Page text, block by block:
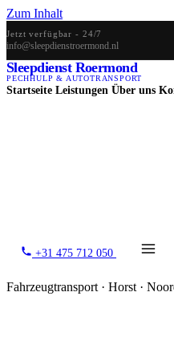
Zum Inhalt
Jetzt verfügbar - 24/7
info@sleepdienstroermond.nl
Sleepdienst Roermond
PECHHULP & AUTOTRANSPORT
Startseite Leistungen Über uns
+31 475 712 050
Fahrzeugtransport · Horst ·